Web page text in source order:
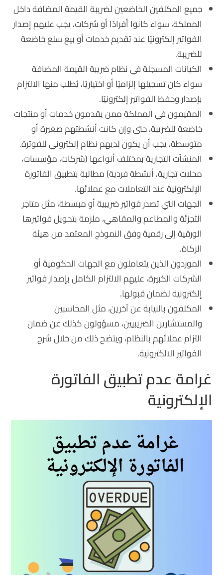
جميع المكلفين الخاضعين لضريبة القيمة المضافة داخل
المملكة، سواء كانوا أفرادًا أو شركات، يجب عليهم إصدار
الفواتير إلكترونيًا عند تقديم خدمات أو بيع سلع خاضعة
للضريبة.
الكيانات المسجلة في نظام ضريبة القيمة المضافة
سواء كان تسجيلها إلزاميًا أو اختياريًا، يُطلب منها الالتزام
بإصدار وحفظ الفواتير إلكترونيًا.
المقيمون في المملكة ممن يقدمون خدمات أو منتجات
خاضعة للضريبة، حتى وإن كانت أنشطتهم صغيرة أو
متوسطة، يجب أن يكون لديهم نظام إلكتروني للفوترة.
المنشآت التجارية بمختلف أنواعها (شركات، مؤسسات،
محلات تجارية، أنشطة فردية) مطالبة بتطبيق الفاتورة
الإلكترونية عند التعاملات مع عملائها.
الجهات التي تصدر فواتير ضريبية أو مبسطة، مثل متاجر
التجزئة والمطاعم والمقاهي، ملزمة بتحويل فواتيرها
الورقية إلى رقمية وفق النموذج المعتمد من هيئة
الزكاة.
الموردون الذين يتعاملون مع الجهات الحكومية أو
الشركات الكبيرة، عليهم الالتزام الكامل بإصدار فواتير
إلكترونية لضمان قبولها.
المكلفون بالنيابة عن آخرين، مثل المحاسبين
والمستشارين الضريبيين، مسؤولون كذلك عن ضمان
التزام عملائهم بالنظام، ويتضح ذلك من خلال شرح
الفواتير الالكترونية.
غرامة عدم تطبيق الفاتورة
الإلكترونية